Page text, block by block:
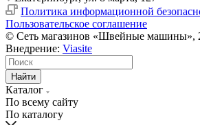
Политика информационной
Пользовательское соглашение
© Сеть магазинов «Швейные машины»,
Внедрение: Viasite
Найти
Каталог
По всему сайту
По каталогу